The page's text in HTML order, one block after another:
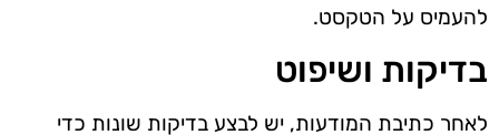
להעמיס על הטקסט.
בדיקות ושיפוט
לאחר כתיבת המודעות, יש לבצע בדיקות שונות כדי